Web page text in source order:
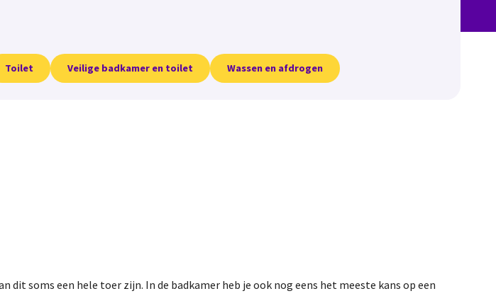
Toilet Veilige badkamer en toilet Wassen en afdrogen
dit soms een hele toer zijn. In de badkamer heb je ook nog eens het meeste kans op een